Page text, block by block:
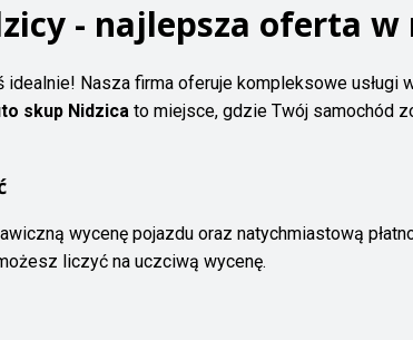
- najlepsza oferta w
idealnie! Nasza firma oferuje kompleksowe usługi
skup Nidzica to miejsce, gdzie Twój samochód
wycenę pojazdu oraz natychmiastową
liczyć na uczciwą wycenę.